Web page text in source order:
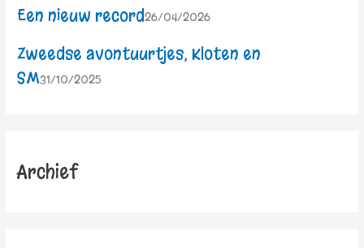
Een nieuw record26/04/2026
Zweedse avontuurtjes, Kloten en
SM31/10/2025
Archief